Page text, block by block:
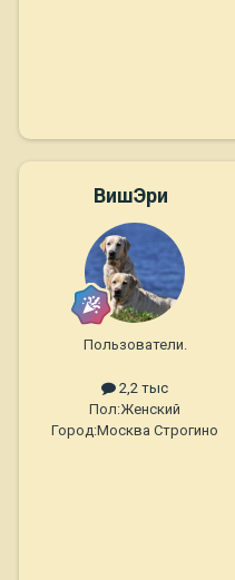
ВишЭри
Пользователи.
2,2 тыс
Пол:Женский
Город:Москва Строгино